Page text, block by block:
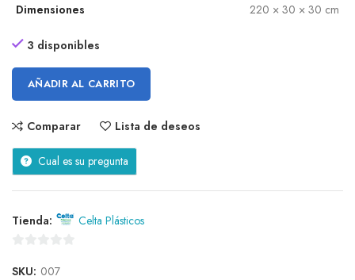
Dimensiones
220 × 30 × 30 cm
3 disponibles
AÑADIR AL CARRITO
Comparar Lista de deseos
Cual es su pregunta
Tienda: Celta Plásticos
de
SKU: 007